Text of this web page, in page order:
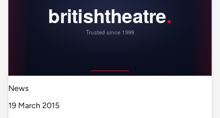
News
19 March 2015